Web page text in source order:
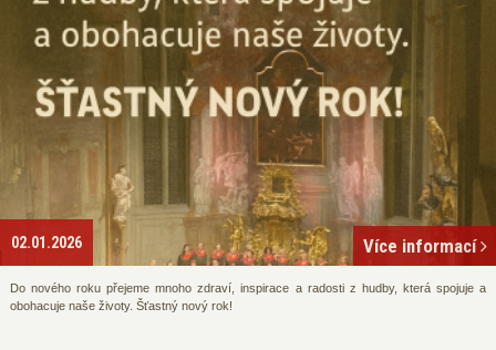
02.01.2026 Více informací
Do nového roku přejeme mnoho zdraví, inspirace a radosti z hudby, která spojuje a
obohacuje naše životy. Šťastný nový rok!